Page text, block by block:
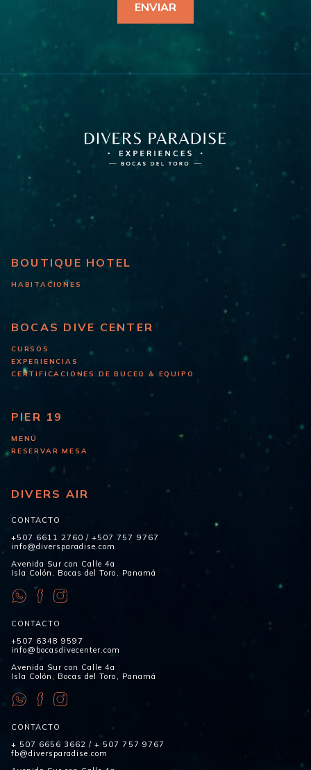
BOUTIQUE HOTEL
HABITACIONES
BOCAS DIVE CENTER
CURSOS
EXPERIENCIAS
CERTIFICACIONES DE BUCEO & EQUIPO
PIER 19
MENÚ
RESERVAR MESA
DIVERS AIR
CONTACTO
+507 6611 2760 /+507 757 9767
info@diversparadise.com
Avenida Sur con Calle 4a
Isla Colón, Bocas del Toro, Panamá
CONTACTO
+507 6348 9597
info@bocasdivecenter.com
Avenida Sur con Calle 4a
Isla Colón, Bocas del Toro, Panamá
CONTACTO
+ 507 6656 3662 /+ 507 757 9767
fb@diversparadise.com